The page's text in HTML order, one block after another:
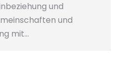
und
und
mit…